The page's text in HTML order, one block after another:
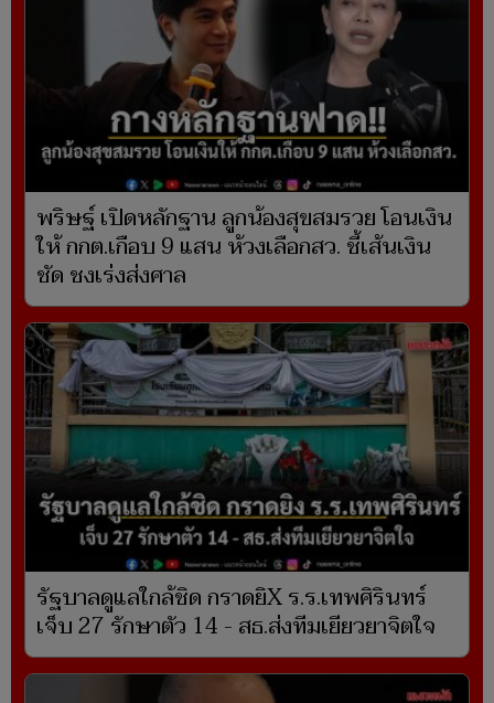
พริษฐ์ เปิดหลักฐาน ลูกน้องสุขสมรวย โอนเงิน
ให้ กกต.เกือบ 9 แสน ห้วงเลือกสว. ชี้เส้นเงิน
ชัด ชงเร่งส่งศาล
รัฐบาลดูแลใกล้ชิด กราดยิX ร.ร.เทพศิรินทร์
เจ็บ 27 รักษาตัว 14 - สธ.ส่งทีมเยียวยาจิตใจ